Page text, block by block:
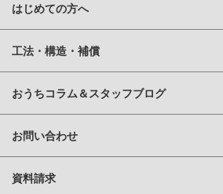
はじめての方へ
工法・構造・補償
おうちコラム＆スタッフブログ
お問い合わせ
資料請求